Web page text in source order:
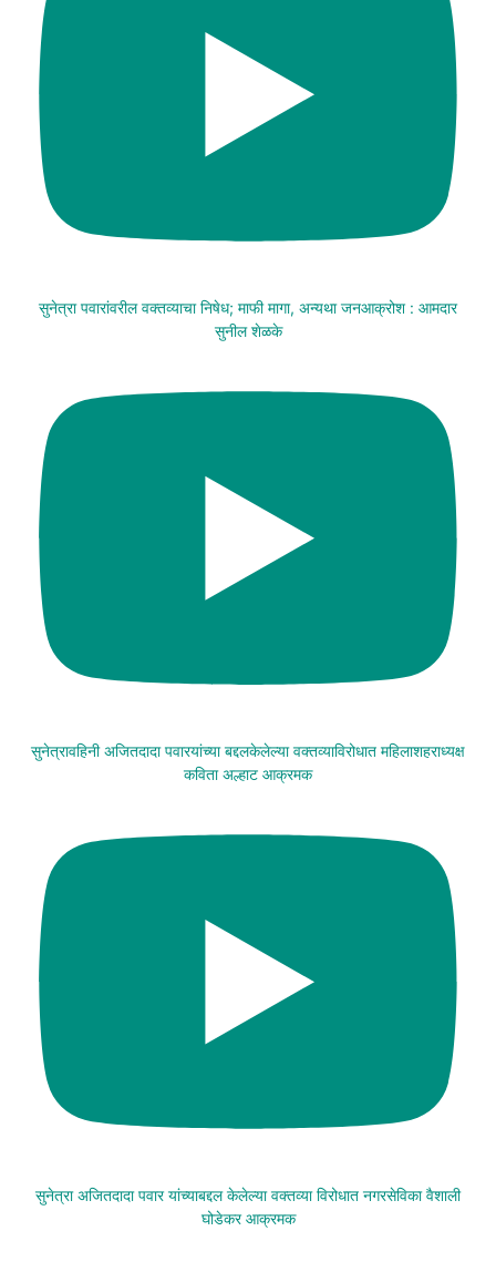
सुनेत्रा पवारांवरील वक्तव्याचा निषेध; माफी मागा, अन्यथा जनआक्रोश : आमदार
सुनील शेळके
सुनेत्रावहिनी अजितदादा पवारयांच्या बद्दलकेलेल्या वक्तव्याविरोधात महिलाशहराध्यक्ष
कविता अल्हाट आक्रमक
सुनेत्रा अजितदादा पवार यांच्याबद्दल केलेल्या वक्तव्या विरोधात नगरसेविका वैशाली
घोडेकर आक्रमक